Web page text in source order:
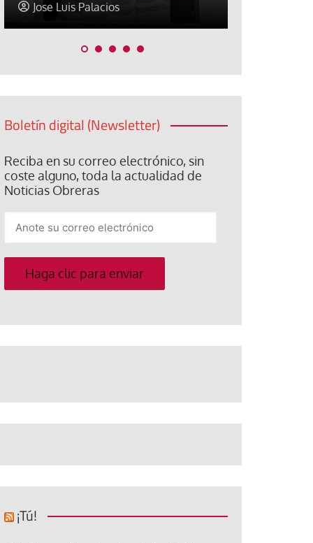
Elisa Brey
Boletín digital (Newsletter)
Reciba en su correo electrónico, sin
coste alguno, toda la actualidad de
Noticias Obreras
su
correo
electrónico
Haga clic para enviar
¡Tú!